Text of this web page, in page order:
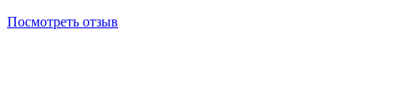
Посмотреть отзыв